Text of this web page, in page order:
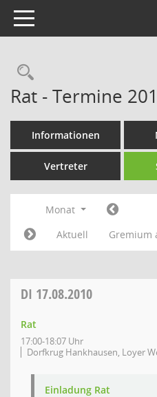
Toggle navigation
Rat - Termine
Informationen
Vertreter
Monat
Aktuell
Gremium
DI 17.08.2010
Rat
17:00-18:07 Uhr
Dorfkrug Hankhausen, Loyer
Einladung Rat